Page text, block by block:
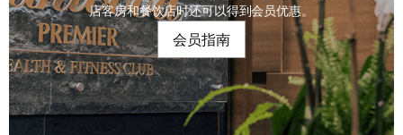
店客房和餐饮店时还可以得到会员优惠。
会员指南